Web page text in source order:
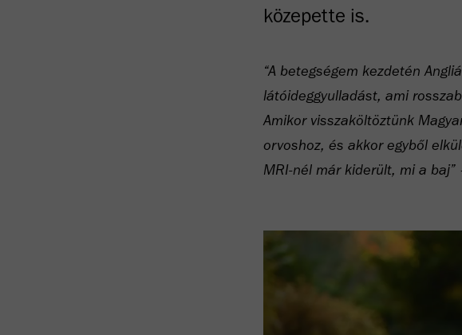
közepette is.
“A betegségem kezdetén
látóideggyulladást, ami
Amikor visszaköltöztünk
orvoshoz, és akkor egyből
MRI-nél már kiderült, mi a